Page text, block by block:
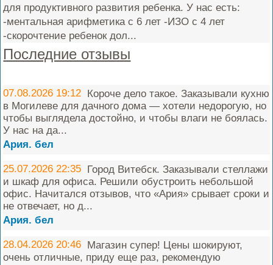
для продуктивного развития ребенка. У нас есть:
-ментальная арифметика с 6 лет -ИЗО с 4 лет
-скорочтение ребенок дол...
Последние отзывы
07.08.2026 19:12 Короче дело такое. Заказывали кухню
в Могилеве для дачного дома — хотели недорогую, но
чтобы выглядела достойно, и чтобы влаги не боялась.
У нас на да...
Ария. бел
25.07.2026 22:35 Город Витебск. Заказывали стеллажи
и шкаф для офиса. Решили обустроить небольшой
офис. Начитался отзывов, что «Ария» срывает сроки и
не отвечает, но д...
Ария. бел
28.04.2026 20:46 Магазин супер! Цены шокируют,
очень отличные, приду еще раз, рекомендую